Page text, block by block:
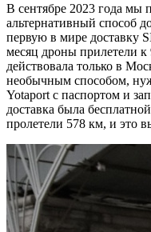
В сентябре 2023 года мы
альтернативный способ
первую в мире доставку
месяц дроны прилетели
действовала только в
необычным способом,
Yotaport с паспортом и
доставка была
пролетели 578 км, и это